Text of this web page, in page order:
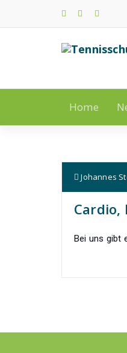
Home
Johannes
Bei uns gibt